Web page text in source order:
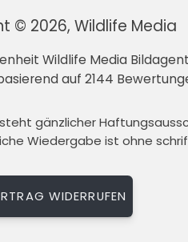
© 2026, Wildlife Media
Wildlife Media
basierend auf 2144
gänzlicher
Wiedergabe ist ohne
WIDERRUFEN